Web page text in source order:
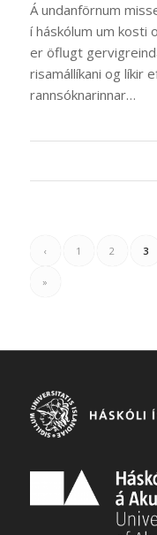
Á undanförnum
í háskólum um kosti
er öflugt
risamállíkani og líkir
rannsóknarinnar…
‹ 1 2 3
»